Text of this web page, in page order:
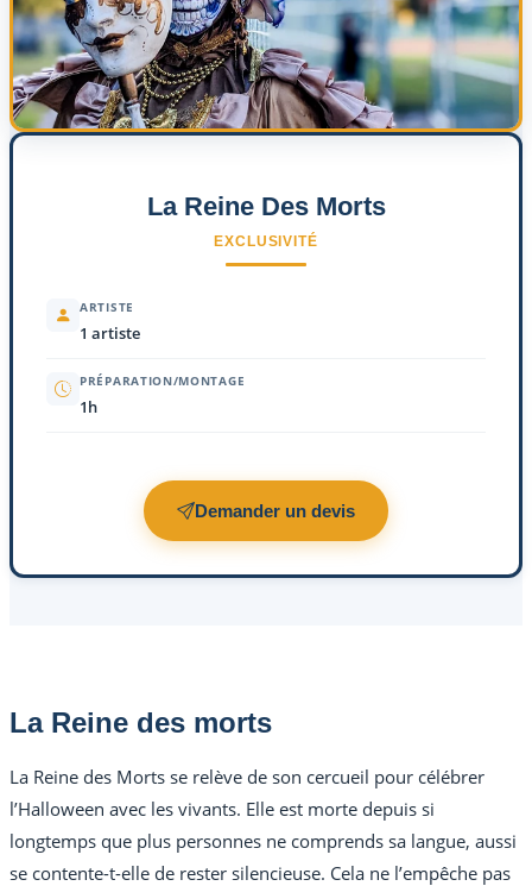
La Reine Des Morts
EXCLUSIVITÉ
ARTISTE
1 artiste
PRÉPARATION/MONTAGE
1h
Demander un devis
La Reine des morts
La Reine des Morts se relève de son cercueil pour célébrer
l’Halloween avec les vivants. Elle est morte depuis si
longtemps que plus personnes ne comprends sa langue, aussi
se contente-t-elle de rester silencieuse. Cela ne l’empêche pas